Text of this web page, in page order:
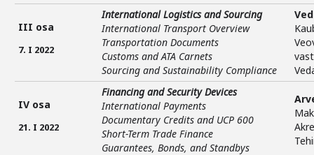
III osa
7. I 2022
International Logistics and Sourcing
International Transport Overview
Transportation Documents
Customs and ATA Carnets
Sourcing and Sustainability Compliance
IV osa
21. I 2022
Financing and Security Devices
International Payments
Documentary Credits and UCP 600
Short-Term Trade Finance
Guarantees, Bonds, and Standbys